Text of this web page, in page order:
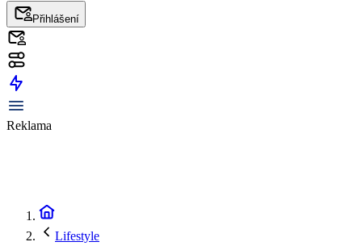
Přihlášení
Reklama
Lifestyle